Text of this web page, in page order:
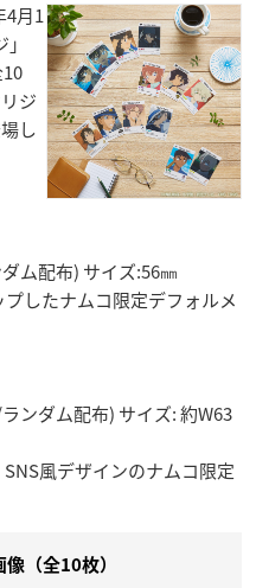
4月1
ジ
し
ム配布) サイズ:56㎜
したナムコ限定デフォルメ
ンダム配布) サイズ: 約W63
風デザインのナムコ限定
（全10枚）